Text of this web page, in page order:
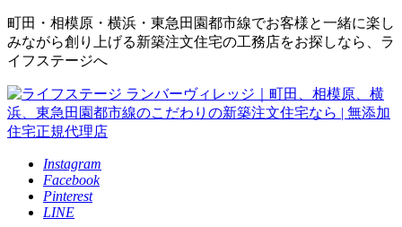
町田・相模原・横浜・東急田園都市線でお客様と一緒に楽し
みながら創り上げる新築注文住宅の工務店をお探しなら、ラ
イフステージへ
Instagram
Facebook
Pinterest
LINE